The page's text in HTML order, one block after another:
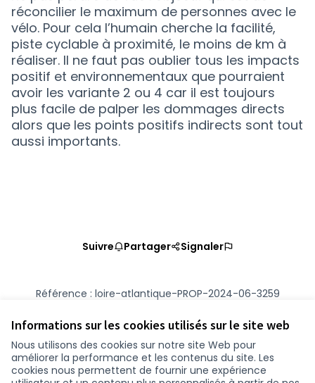
Informations sur les cookies utilisés sur le site web
Nous utilisons des cookies sur notre site Web pour
améliorer la performance et les contenus du site. Les
cookies nous permettent de fournir une expérience
réconcilier le maximum de personnes avec le
vélo. Pour cela l’humain cherche la facilité,
piste cyclable à proximité, le moins de km à
réaliser. Il ne faut pas oublier tous les impacts
positif et environnementaux que pourraient
avoir les variante 2 ou 4 car il est toujours
plus facile de palper les dommages directs
alors que les points positifs indirects sont tout
aussi importants.
Suivre Partager Signaler
Référence : loire-atlantique-PROP-2024-06-3259
Vérifiez l'empreinte numérique
Conditions d'utilisation
Paramètres des cookies